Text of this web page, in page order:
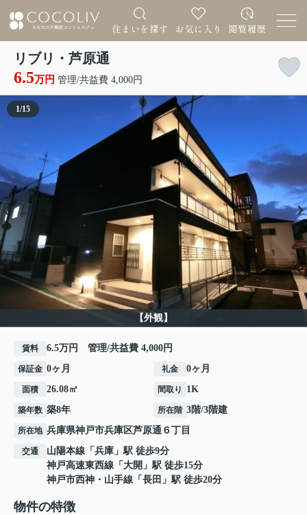
リブリ・芦原通
6.5万円 管理/共益費 4,000円
【外観】
1/15
賃料 6.5万円 管理/共益費 4,000円
保証金 0ヶ月 礼金 0ヶ月
面積 26.08㎡ 間取り 1K
築年数 築8年 所在階 3階/3階建
所在地 兵庫県神戸市兵庫区芦原通 ６丁目
交通 山陽本線 「 兵庫 」駅 徒歩9分
神戸高速東西線 「 大開 」駅 徒歩15分
神戸市西神・山手線 「 長田 」駅 徒歩20分
物件の特徴